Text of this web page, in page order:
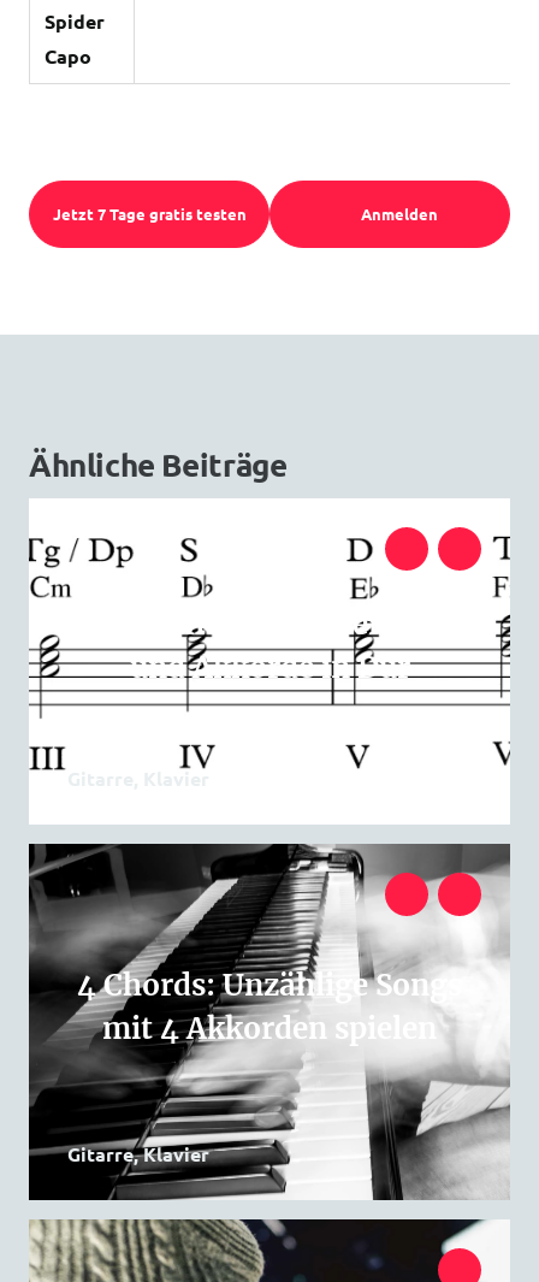
Spider
Capo
Jetzt 7 Tage gratis testen Anmelden
Ähnliche Beiträge
Stufentheorie: Stufenlehre
und Akkorde in Dur
Gitarre, Klavier
4 Chords: Unzählige Songs
mit 4 Akkorden spielen
Gitarre, Klavier